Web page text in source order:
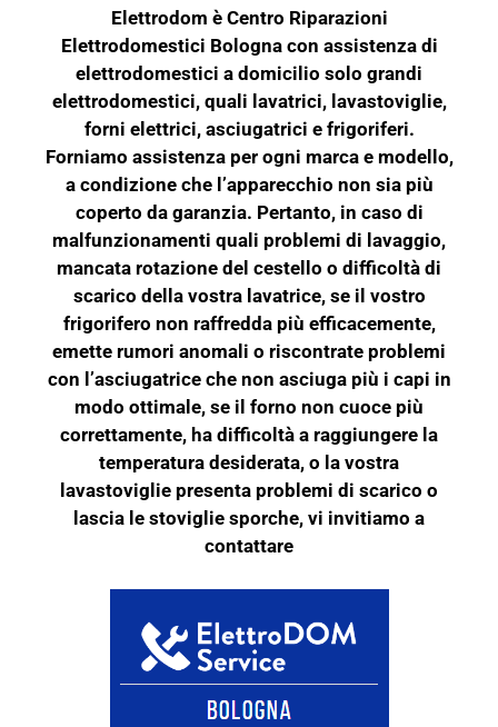
Elettrodom è Centro Riparazioni
Elettrodomestici Bologna con assistenza di
elettrodomestici a domicilio solo grandi
elettrodomestici, quali lavatrici, lavastoviglie,
forni elettrici, asciugatrici e frigoriferi.
Forniamo assistenza per ogni marca e modello,
a condizione che l’apparecchio non sia più
coperto da garanzia. Pertanto, in caso di
malfunzionamenti quali problemi di lavaggio,
mancata rotazione del cestello o difficoltà di
scarico della vostra lavatrice, se il vostro
frigorifero non raffredda più efficacemente,
emette rumori anomali o riscontrate problemi
con l’asciugatrice che non asciuga più i capi in
modo ottimale, se il forno non cuoce più
correttamente, ha difficoltà a raggiungere la
temperatura desiderata, o la vostra
lavastoviglie presenta problemi di scarico o
lascia le stoviglie sporche, vi invitiamo a
contattare